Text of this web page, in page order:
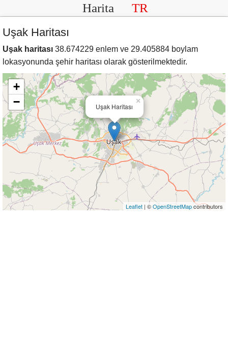
Harita TR
Uşak Haritası
Uşak haritası 38.674229 enlem ve 29.405884 boylam
lokasyonunda şehir haritası olarak gösterilmektedir.
Uşak Haritası
×
+
−
Leaflet | ©OpenStreetMapcontributors